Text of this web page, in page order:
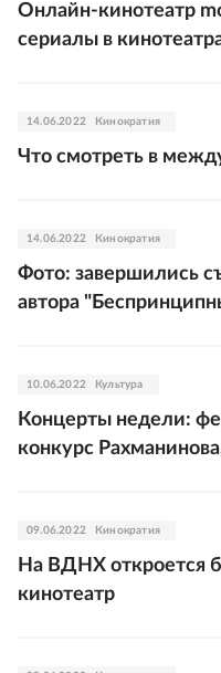
Онлайн-кинотеатр
сериалы в
14.06.2022 Кинократия
Что смотреть в
14.06.2022 Кинократия
Фото: завершились
автора
10.06.2022 Культура
Концерты недели:
конкурс
09.06.2022 Кинократия
На ВДНХ откроется
кинотеатр